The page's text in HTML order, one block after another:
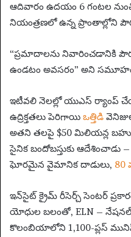
ఆదివారం ఉదయం 6 గంటల
నియంత్రణలో ఉన్న ప్రాంతాల్లోని
“ప్రమాదాలను నివారించడానికి
ఉండటం అవసరం” అని
ఇటీవలి నెలల్లో యుఎస్ ర్యాంప్
ఉద్రిక్తతలు పెరిగాయి ఒత్తిడి
అతని తలపై $50 మిలియన్ల
సైనిక బందోబస్తుకు
ఘోరమైన వైమానిక దాడులు, 80
ఇన్‌సైట్ క్రైమ్ రీసెర్చ్ సెంటర్
యోధుల బలంతో, ELN – నేషనల్
కొలంబియాలోని 1,100-ప్లస్